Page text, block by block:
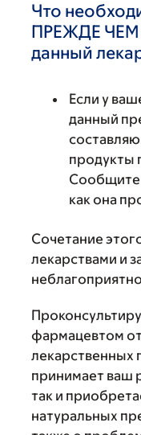
Что
ПРЕЖДЕ ЧЕМ
данный
Если у
данный
продукты
Сообщите
как она
Сочетание
лекарствами и
фармацевтом
лекарственных
принимает ваш
так и
натуральных